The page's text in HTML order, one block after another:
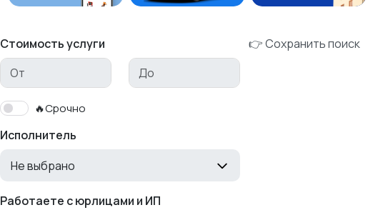
Стоимость услуги
🔥Срочно
Исполнитель
Не выбрано
Работаете с юрлицами и ИП
👉 Сохранить поиск